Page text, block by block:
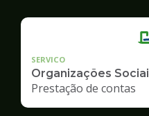
SERVICO
Organizações
Prestação de contas